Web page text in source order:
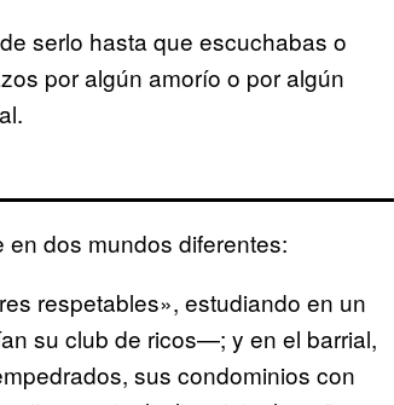
serlo hasta que escuchabas o
por algún amorío o por algún
dos mundos diferentes:
respetables», estudiando en un
su club de ricos—; y en el barrial,
sus condominios con